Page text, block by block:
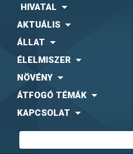
HIVATAL
AKTUÁLIS
ÁLLAT
ÉLELMISZER
NÖVÉNY
ÁTFOGÓ TÉMÁK
KAPCSOLAT